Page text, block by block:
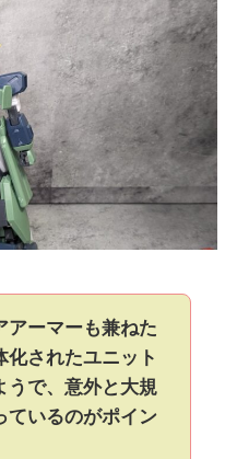
アーマーも兼ねた
化されたユニット
うで、意外と大規
ているのがポイン